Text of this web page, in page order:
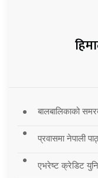
बालबालिकाको
प्रवासमा नेपाली
एभरेष्ट क्रेडिट